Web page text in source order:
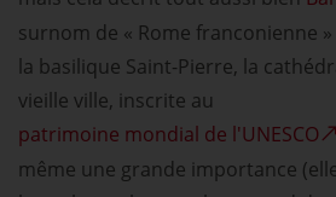
surnom de « Rome franconienne
la basilique Saint-Pierre, la
vieille ville, inscrite au
patrimoine mondial de l'UNESCO
même une grande importance